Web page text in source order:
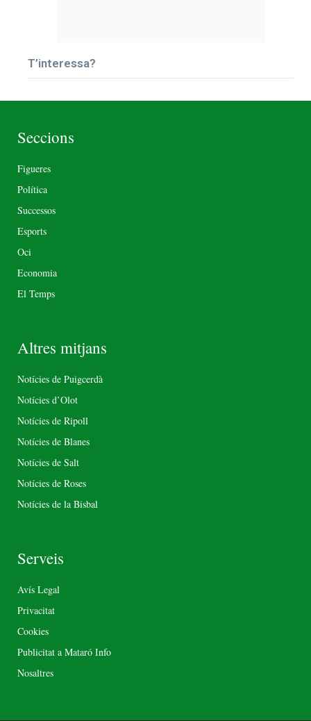
T’interessa?
Seccions
Figueres
Política
Successos
Esports
Oci
Economia
El Temps
Altres mitjans
Notícies de Puigcerdà
Notícies d’Olot
Notícies de Ripoll
Notícies de Blanes
Notícies de Salt
Notícies de Roses
Notícies de la Bisbal
Serveis
Avís Legal
Privacitat
Cookies
Publicitat a Mataró Info
Nosaltres